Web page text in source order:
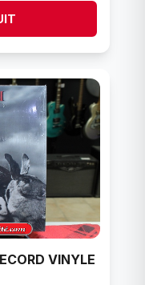
VINYLE